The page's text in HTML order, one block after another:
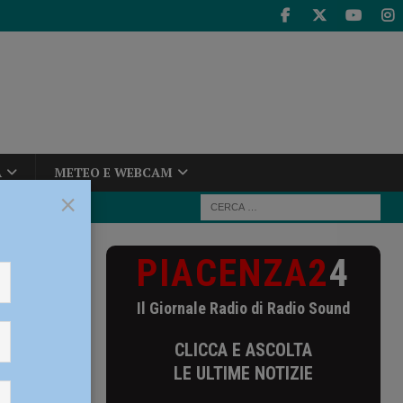
METEO E WEBCAM
PIACENZA24
Il Giornale Radio di Radio Sound
CLICCA E ASCOLTA
LE ULTIME NOTIZIE
×